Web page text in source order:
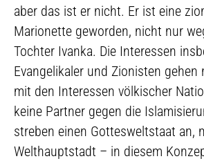
aber das ist er nicht. Er ist eine
Marionette geworden, nicht nur
Tochter Ivanka. Die Interessen
Evangelikaler und Zionisten
mit den Interessen völkischer
keine Partner gegen die
streben einen Gottesweltstaat an,
Welthauptstadt – in diesem